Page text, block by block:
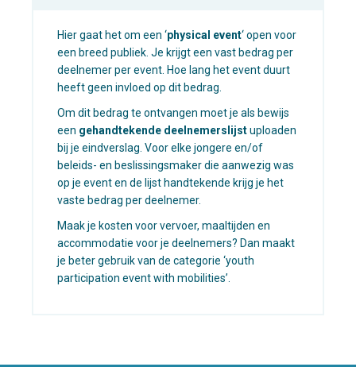
Hier gaat het om een ‘physical event‘ open voor
een breed publiek. Je krijgt een vast bedrag per
deelnemer per event. Hoe lang het event duurt
heeft geen invloed op dit bedrag.
Om dit bedrag te ontvangen moet je als bewijs
een gehandtekende deelnemerslijstuploaden
bij je eindverslag. Voor elke jongere en/of
beleids- en beslissingsmaker die aanwezig was
op je event en de lijst handtekende krijg je het
vaste bedrag per deelnemer.
Maak je kosten voor vervoer, maaltijden en
accommodatie voor je deelnemers? Dan maakt
je beter gebruik van de categorie ‘youth
participation event with mobilities’.